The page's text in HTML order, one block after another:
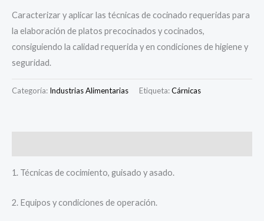
Caracterizar y aplicar las técnicas de cocinado requeridas para
la elaboración de platos precocinados y cocinados,
consiguiendo la calidad requerida y en condiciones de higiene y
seguridad.
Categoría: Industrias Alimentarias Etiqueta:Cárnicas
1. Técnicas de cocimiento, guisado y asado.
2. Equipos y condiciones de operación.